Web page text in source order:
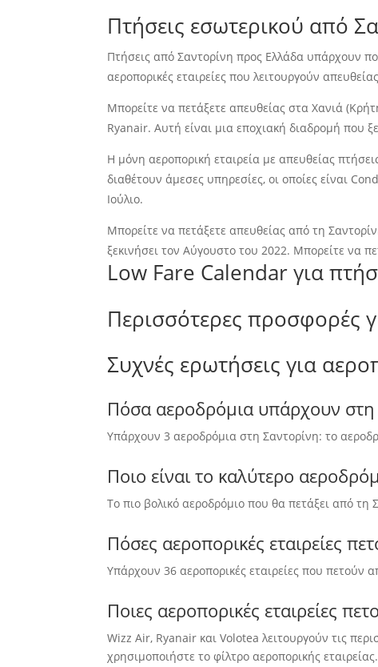
Πτήσεις εσωτερικού από
Πτήσεις από Σαντορίνη προς Ελλάδα υπάρχουν
αεροπορικές εταιρείες που λειτουργούν
Μπορείτε να πετάξετε απευθείας στα Χανιά
Ryanair. Αυτή είναι μια εποχιακή διαδρομή που
Η μόνη αεροπορική εταιρεία με απευθείας
διαθέτουν άμεσες υπηρεσίες, οι οποίες είναι
Ιούλιο.
Μπορείτε να πετάξετε απευθείας από τη
ξεκινήσει τον Αύγουστο του 2022. Μπορείτε να
Low Fare Calendar για
Περισσότερες προσφορές
Συχνές ερωτήσεις για
Πόσα αεροδρόμια υπάρχουν στη
Υπάρχουν 3 αεροδρόμια στη Σαντορίνη: το
Ποιο είναι το καλύτερο
Το πιο βολικό αεροδρόμιο που θα πετάξει από τη
Πόσες αεροπορικές εταιρείες
Υπάρχουν 36 αεροπορικές εταιρείες που πετούν
Ποιες αεροπορικές εταιρείες
Wizz Air, Ryanair και Volotea λειτουργούν τις
χρησιμοποιήστε το φίλτρο αεροπορικής εταιρείας.